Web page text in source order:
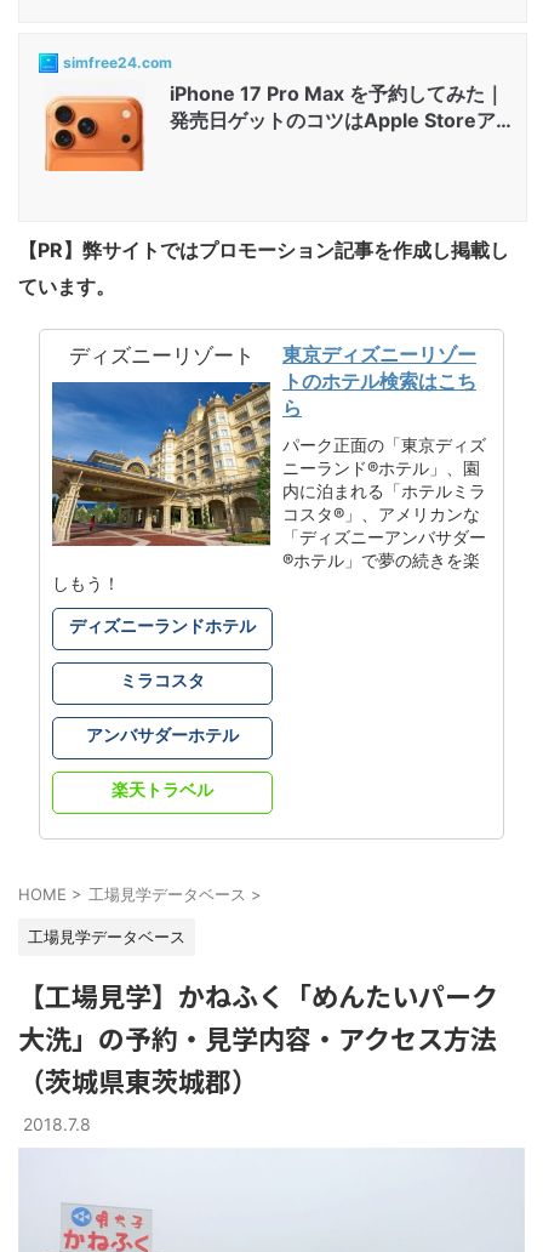
simfree24.com
iPhone 17 Pro Max を予約してみた｜
発売日ゲットのコツはApple Storeアプ
【PR】弊サイトではプロモーション記事を作成し掲載し
ています。
ディズニーリゾート
東京ディズニーリゾー
トのホテル検索はこち
ら
パーク正面の「東京ディズ
ニーランド®ホテル」、園
内に泊まれる「ホテルミラ
コスタ®」、アメリカンな
「ディズニーアンバサダー
®ホテル」で夢の続きを楽
しもう！
ディズニーランドホテル
ミラコスタ
アンバサダーホテル
楽天トラベル
HOME > 工場見学データベース >
工場見学データベース
【工場見学】かねふく「めんたいパーク
大洗」の予約・見学内容・アクセス方法
（茨城県東茨城郡）
2018.7.8